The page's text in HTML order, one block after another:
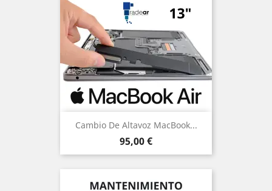
Cambio De Altavoz MacBook...
Precio
95,00 €